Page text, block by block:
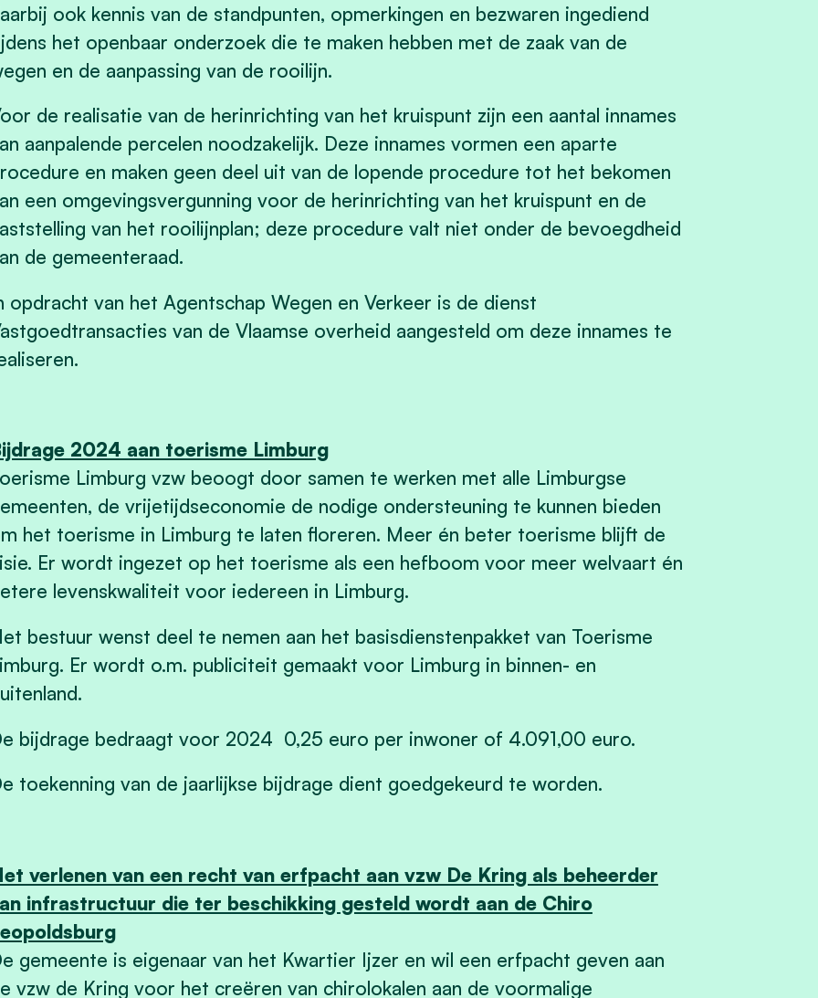
ook kennis van de standpunten, opmerkingen en bezwaren ingediend
het openbaar onderzoek die te maken hebben met de zaak van de
en de aanpassing van de rooilijn.
de realisatie van de herinrichting van het kruispunt zijn een aantal innames
aanpalende percelen noodzakelijk. Deze innames vormen een aparte
en maken geen deel uit van de lopende procedure tot het bekomen
een omgevingsvergunning voor de herinrichting van het kruispunt en de
van het rooilijnplan; deze procedure valt niet onder de bevoegdheid
de gemeenteraad.
opdracht van het Agentschap Wegen en Verkeer is de dienst
van de Vlaamse overheid aangesteld om deze innames te
2024 aan toerisme Limburg
Limburg vzw beoogt door samen te werken met alle Limburgse
de vrijetijdseconomie de nodige ondersteuning te kunnen bieden
het toerisme in Limburg te laten floreren. Meer én beter toerisme blijft de
Er wordt ingezet op het toerisme als een hefboom voor meer welvaart én
levenskwaliteit voor iedereen in Limburg.
bestuur wenst deel te nemen aan het basisdienstenpakket van Toerisme
Er wordt o.m. publiciteit gemaakt voor Limburg in binnen- en
bijdrage bedraagt voor 2024 0,25 euro per inwoner of 4.091,00 euro.
toekenning van de jaarlijkse bijdrage dient goedgekeurd te worden.
verlenen van een recht van erfpacht aan vzw De Kring als beheerder
infrastructuur die ter beschikking gesteld wordt aan de Chiro
gemeente is eigenaar van het Kwartier Ijzer en wil een erfpacht geven aan
vzw de Kring voor het creëren van chirolokalen aan de voormalige